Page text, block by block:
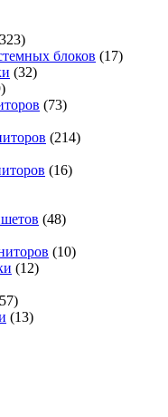
блоков (17)
(32)
(73)
(214)
(16)
(48)
(10)
(12)
(13)